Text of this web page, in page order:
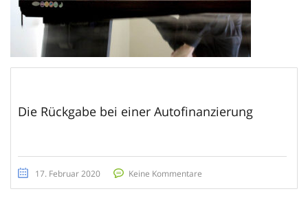
Die Rückgabe bei einer Autofinanzierung
17. Februar 2020 Keine Kommentare